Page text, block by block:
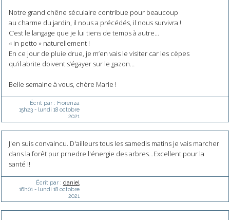
Notre grand chêne séculaire contribue pour beaucoup
au charme du jardin, il nous a précédés, il nous survivra !
C’est le langage que je lui tiens de temps à autre…
« in petto » naturellement !
En ce jour de pluie drue, je m’en vais le visiter car les cèpes
qu’il abrite doivent s’égayer sur le gazon…
Belle semaine à vous, chère Marie !
Écrit par : Fiorenza
15h23- lundi 18 octobre
2021
J'en suis convaincu. D'ailleurs tous les samedis matins je vais marcher
dans la forêt pur prnedre l'énergie des arbres...Excellent pour la
santé !!
Écrit par : daniel
16h01 - lundi 18 octobre
2021